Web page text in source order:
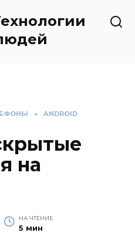
» ANDROID
на
НА ЧТЕНИЕ
5 мин